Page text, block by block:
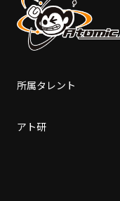
所属タレント
アト研